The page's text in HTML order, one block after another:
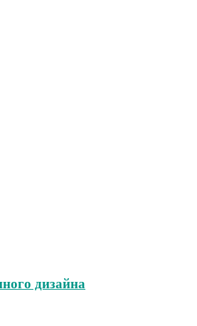
дизайна